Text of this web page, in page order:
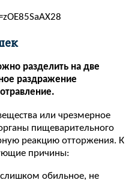
разделить на две
раздражение
или чрезмерное
пищеварительного
реакцию отторжения. К
причины:
обильное, не